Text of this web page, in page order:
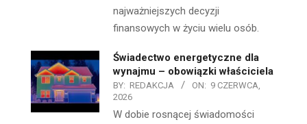
najważniejszych decyzji
finansowych w życiu wielu osób.
Świadectwo energetyczne dla
wynajmu – obowiązki właściciela
BY: REDAKCJA ON: 9 CZERWCA,
2026
W dobie rosnącej świadomości